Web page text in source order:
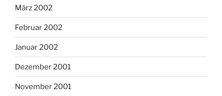
März 2002
Februar 2002
Januar 2002
Dezember 2001
November 2001